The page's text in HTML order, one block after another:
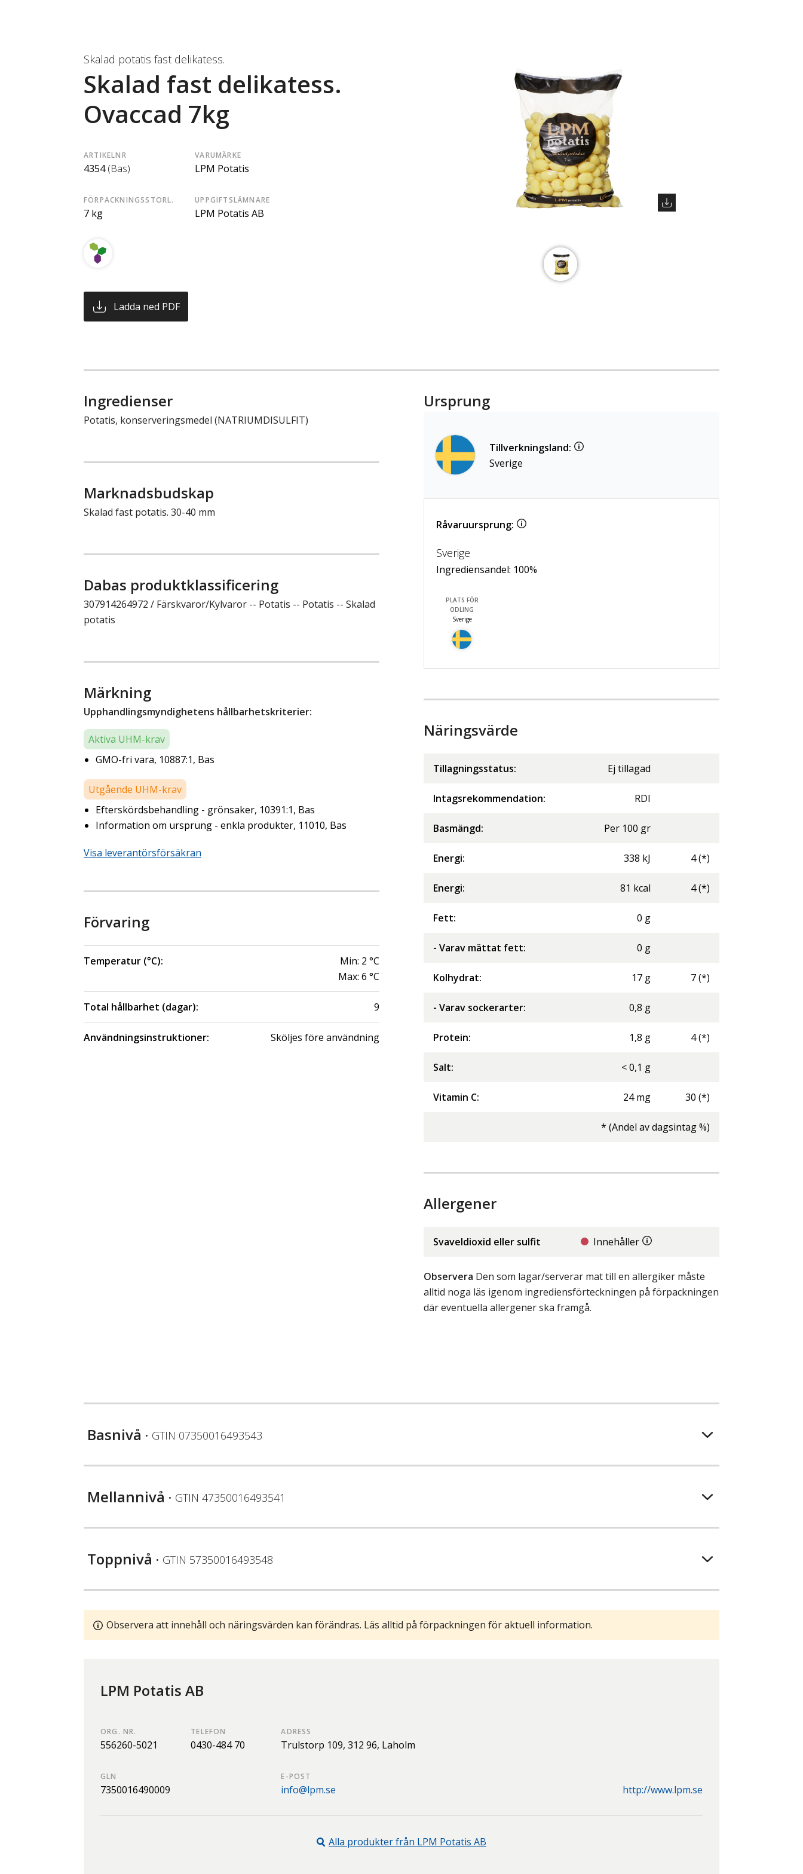
Skalad potatis fast delikatess.
Skalad fast delikatess.
Ovaccad 7kg
ARTIKELNR
4354 (Bas)
VARUMÄRKE
LPM Potatis
FÖRPACKNINGSSTORL.
7 kg
UPPGIFTSLÄMNARE
LPM Potatis AB
Ladda ned PDF
Ingredienser
Potatis, konserveringsmedel (NATRIUMDISULFIT)
Marknadsbudskap
Skalad fast potatis. 30-40 mm
Dabas produktklassificering
307914264972 / Färskvaror/Kylvaror -- Potatis -- Potatis -- Skalad
potatis
Märkning
Upphandlingsmyndighetens hållbarhetskriterier:
Aktiva UHM-krav
GMO-fri vara, 10887:1, Bas
Utgående UHM-krav
Efterskördsbehandling - grönsaker, 10391:1, Bas
Information om ursprung - enkla produkter, 11010, Bas
Visa leverantörsförsäkran
Förvaring
Temperatur (°C): Min: 2 °C
Max: 6 °C
Total hållbarhet (dagar): 9
Användningsinstruktioner: Sköljes före användning
Ursprung
Tillverkningsland:
Sverige
Råvaruursprung:
Sverige
Ingrediensandel: 100%
PLATS FÖR
ODLING
Sverige
Näringsvärde
Tillagningsstatus: Ej tillagad
Intagsrekommendation: RDI
Basmängd: Per 100 gr
Energi: 338 kJ 4(*)
Energi: 81 kcal 4(*)
Fett: 0 g
- Varav mättat fett: 0 g
Kolhydrat: 17 g 7(*)
- Varav sockerarter: 0,8 g
Protein: 1,8 g 4(*)
Salt: <0,1 g
Vitamin C: 24 mg 30 (*)
* (Andel av dagsintag %)
Allergener
Svaveldioxid eller sulfit Innehåller
Observera Den som lagar/serverar mat till en allergiker måste
alltid noga läs igenom ingrediensförteckningen på förpackningen
där eventuella allergener ska framgå.
Basnivå • GTIN 07350016493543
Mellannivå • GTIN 47350016493541
Toppnivå • GTIN 57350016493548
Observera att innehåll och näringsvärden kan förändras. Läs alltid på förpackningen för aktuell information.
LPM Potatis AB
ORG. NR.
556260-5021
GLN
7350016490009
TELEFON
0430-484 70
ADRESS
Trulstorp 109,312 96, Laholm
E-POST
info@lpm.se http://www.lpm.se
Alla produkter från LPM Potatis AB